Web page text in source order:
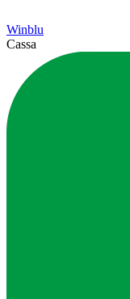
Winblu
Cassa